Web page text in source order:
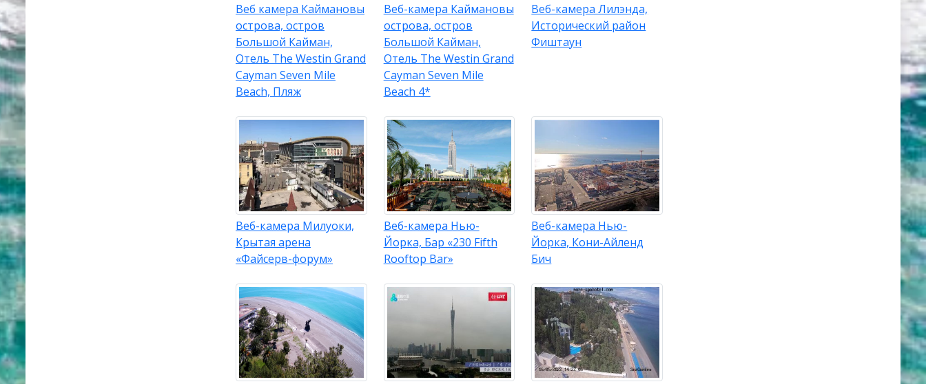
Веб камера Каймановы
острова, остров
Большой Кайман,
Отель The Westin Grand
Cayman Seven Mile
Beach, Пляж
Веб-камера Каймановы
острова, остров
Большой Кайман,
Отель The Westin Grand
Cayman Seven Mile
Beach 4*
Веб-камера Лилэнда,
Исторический район
Фиштаун
Веб-камера Милуоки,
Крытая арена
«Файсерв-форум»
Веб-камера Нью-
Йорка, Бар «230 Fifth
Rooftop Bar»
Веб-камера Нью-
Йорка, Кони-Айленд
Бич